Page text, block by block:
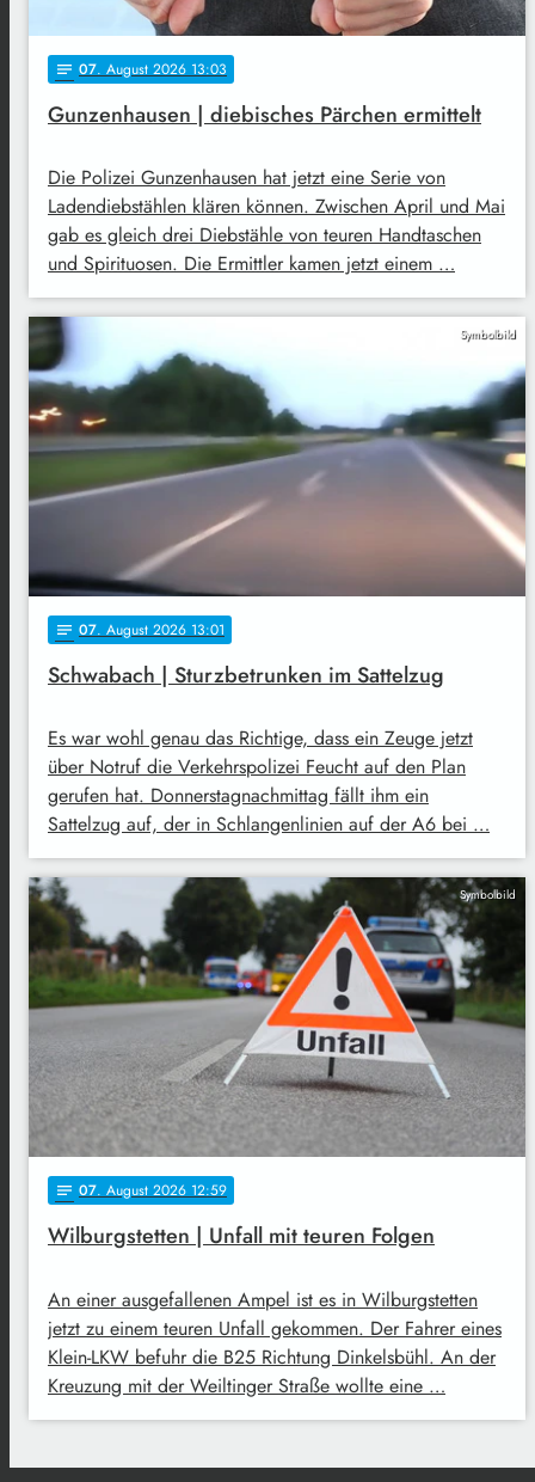
notes 07. August 2026 13:03
Gunzenhausen | diebisches Pärchen ermittelt
Die Polizei Gunzenhausen hat jetzt eine Serie von
Ladendiebstählen klären können. Zwischen April und Mai
gab es gleich drei Diebstähle von teuren Handtaschen
und Spirituosen. Die Ermittler kamen jetzt einem …
Symbolbild
notes 07. August 2026 13:01
Schwabach | Sturzbetrunken im Sattelzug
Es war wohl genau das Richtige, dass ein Zeuge jetzt
über Notruf die Verkehrspolizei Feucht auf den Plan
gerufen hat. Donnerstagnachmittag fällt ihm ein
Sattelzug auf, der in Schlangenlinien auf der A6 bei …
Symbolbild
notes 07. August 2026 12:59
Wilburgstetten | Unfall mit teuren Folgen
An einer ausgefallenen Ampel ist es in Wilburgstetten
jetzt zu einem teuren Unfall gekommen. Der Fahrer eines
Klein-LKW befuhr die B25 Richtung Dinkelsbühl. An der
Kreuzung mit der Weiltinger Straße wollte eine …